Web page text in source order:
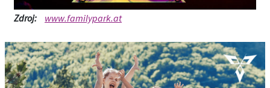
Zdroj: www.familypark.at